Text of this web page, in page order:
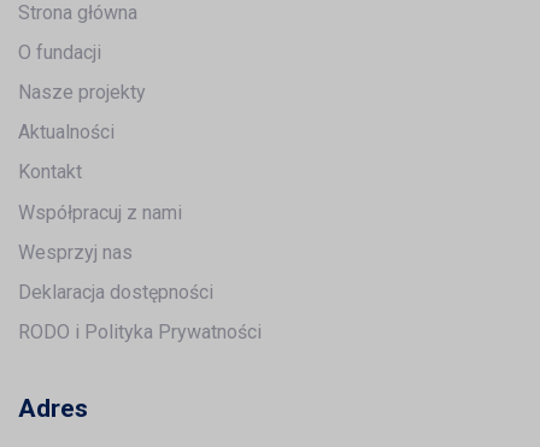
Strona główna
O fundacji
Nasze projekty
Aktualności
Kontakt
Współpracuj z nami
Wesprzyj nas
Deklaracja dostępności
RODO i Polityka Prywatności
Adres